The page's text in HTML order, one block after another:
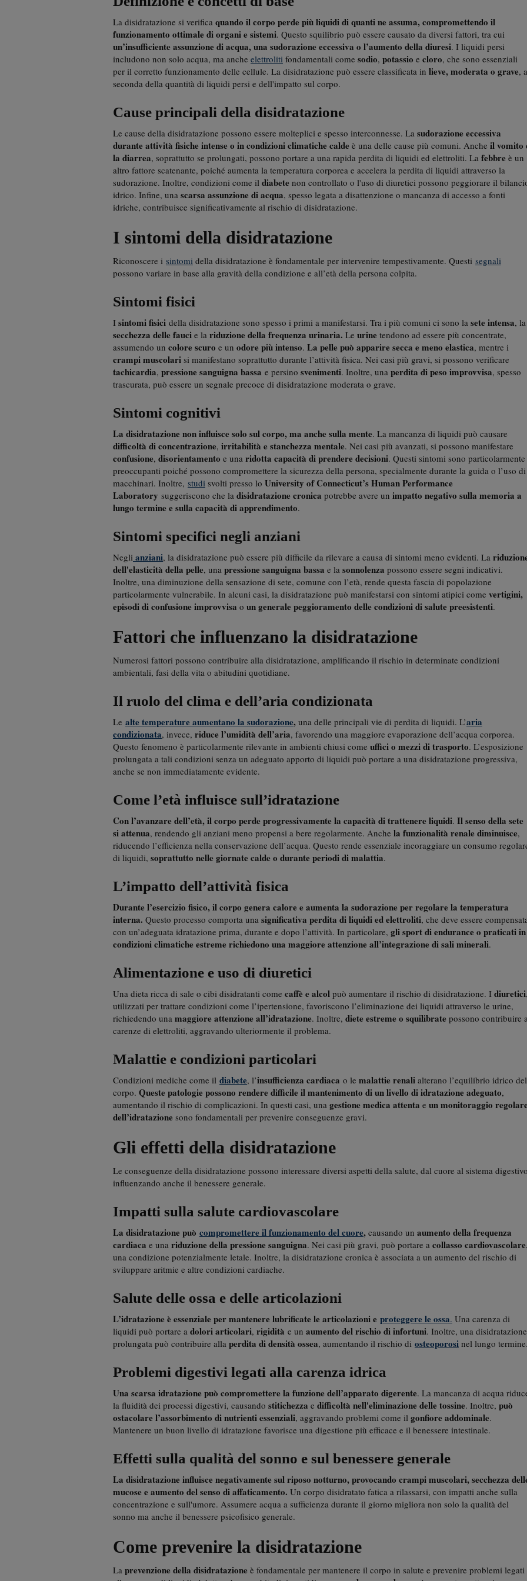
La disidratazione si verifica quando il corpo perde più liquidi di quanti ne assuma, compromettendo il
funzionamento ottimale di organi e sistemi. Questo squilibrio può essere causato da diversi fattori, tra cui
un’insufficiente assunzione di acqua, una sudorazione eccessiva o l’aumento della diuresi. I liquidi persi
includono non solo acqua, ma anche elettroliti fondamentali come sodio, potassio e cloro, che sono essenziali
per il corretto funzionamento delle cellule. La disidratazione può essere classificata in lieve, moderata o grave, a
seconda della quantità di liquidi persi e dell'impatto sul corpo.
Cause principali della disidratazione
Le cause della disidratazione possono essere molteplici e spesso interconnesse. La sudorazione eccessiva
durante attività fisiche intense o in condizioni climatiche calde è una delle cause più comuni. Anche il vomito
la diarrea, soprattutto se prolungati, possono portare a una rapida perdita di liquidi ed elettroliti. La febbre è un
altro fattore scatenante, poiché aumenta la temperatura corporea e accelera la perdita di liquidi attraverso la
sudorazione. Inoltre, condizioni come il diabete non controllato o l'uso di diuretici possono peggiorare il
idrico. Infine, una scarsa assunzione di acqua, spesso legata a disattenzione o mancanza di accesso a fonti
idriche, contribuisce significativamente al rischio di disidratazione.
I sintomi della disidratazione
Riconoscere i sintomi della disidratazione è fondamentale per intervenire tempestivamente. Questi segnali
possono variare in base alla gravità della condizione e all’età della persona colpita.
Sintomi fisici
I sintomi fisici della disidratazione sono spesso i primi a manifestarsi. Tra i più comuni ci sono la sete intensa, la
secchezza delle fauci e la riduzione della frequenza urinaria. Le urine tendono ad essere più concentrate,
assumendo un colore scuro e un odore più intenso. La pelle può apparire secca e meno elastica, mentre i
crampi muscolari si manifestano soprattutto durante l’attività fisica. Nei casi più gravi, si possono verificare
tachicardia, pressione sanguigna bassa e persino svenimenti. Inoltre, una perdita di peso improvvisa, spesso
trascurata, può essere un segnale precoce di disidratazione moderata o grave.
Sintomi cognitivi
La disidratazione non influisce solo sul corpo, ma anche sulla mente. La mancanza di liquidi può causare
difficoltà di concentrazione, irritabilità e stanchezza mentale. Nei casi più avanzati, si possono manifestare
confusione, disorientamento e una ridotta capacità di prendere decisioni. Questi sintomi sono particolarmente
preoccupanti poiché possono compromettere la sicurezza della persona, specialmente durante la guida o l’uso di
macchinari. Inoltre, studi svolti presso lo University of Connecticut’s Human Performance
Laboratory suggeriscono che la disidratazione cronica potrebbe avere un impatto negativo sulla memoria a
lungo termine e sulla capacità di apprendimento.
Sintomi specifici negli anziani
Negli anziani, la disidratazione può essere più difficile da rilevare a causa di sintomi meno evidenti. La
dell'elasticità della pelle, una pressione sanguigna bassa e la sonnolenza possono essere segni indicativi.
Inoltre, una diminuzione della sensazione di sete, comune con l’età, rende questa fascia di popolazione
particolarmente vulnerabile. In alcuni casi, la disidratazione può manifestarsi con sintomi atipici come vertigini,
episodi di confusione improvvisa o un generale peggioramento delle condizioni di salute preesistenti.
Fattori che influenzano la disidratazione
Numerosi fattori possono contribuire alla disidratazione, amplificando il rischio in determinate condizioni
ambientali, fasi della vita o abitudini quotidiane.
Il ruolo del clima e dell’aria condizionata
Le alte temperature aumentano la sudorazione, una delle principali vie di perdita di liquidi. L’aria
condizionata, invece, riduce l’umidità dell’aria, favorendo una maggiore evaporazione dell’acqua corporea.
Questo fenomeno è particolarmente rilevante in ambienti chiusi come uffici o mezzi di trasporto. L’esposizione
prolungata a tali condizioni senza un adeguato apporto di liquidi può portare a una disidratazione progressiva,
anche se non immediatamente evidente.
Come l’età influisce sull’idratazione
Con l’avanzare dell’età, il corpo perde progressivamente la capacità di trattenere liquidi. Il senso della sete
si attenua, rendendo gli anziani meno propensi a bere regolarmente. Anche la funzionalità renale diminuisce,
riducendo l’efficienza nella conservazione dell’acqua. Questo rende essenziale incoraggiare un consumo
di liquidi, soprattutto nelle giornate calde o durante periodi di malattia.
L’impatto dell’attività fisica
Durante l’esercizio fisico, il corpo genera calore e aumenta la sudorazione per regolare la temperatura
interna. Questo processo comporta una significativa perdita di liquidi ed elettroliti, che deve essere
con un’adeguata idratazione prima, durante e dopo l’attività. In particolare, gli sport di endurance o praticati in
condizioni climatiche estreme richiedono una maggiore attenzione all’integrazione di sali minerali.
Alimentazione e uso di diuretici
Una dieta ricca di sale o cibi disidratanti come caffè e alcol può aumentare il rischio di disidratazione. I diuretici
utilizzati per trattare condizioni come l’ipertensione, favoriscono l’eliminazione dei liquidi attraverso le urine,
richiedendo una maggiore attenzione all’idratazione. Inoltre, diete estreme o squilibrate possono contribuire
carenze di elettroliti, aggravando ulteriormente il problema.
Malattie e condizioni particolari
Condizioni mediche come il diabete, l’insufficienza cardiaca o le malattie renali alterano l’equilibrio idrico del
corpo. Queste patologie possono rendere difficile il mantenimento di un livello di idratazione adeguato,
aumentando il rischio di complicazioni. In questi casi, una gestione medica attenta e un monitoraggio
dell’idratazione sono fondamentali per prevenire conseguenze gravi.
Gli effetti della disidratazione
Le conseguenze della disidratazione possono interessare diversi aspetti della salute, dal cuore al sistema
influenzando anche il benessere generale.
Impatti sulla salute cardiovascolare
La disidratazione può compromettere il funzionamento del cuore, causando un aumento della frequenza
cardiaca e una riduzione della pressione sanguigna. Nei casi più gravi, può portare a collasso cardiovascolare
una condizione potenzialmente letale. Inoltre, la disidratazione cronica è associata a un aumento del rischio di
sviluppare aritmie e altre condizioni cardiache.
Salute delle ossa e delle articolazioni
L’idratazione è essenziale per mantenere lubrificate le articolazioni e proteggere le ossa. Una carenza di
liquidi può portare a dolori articolari, rigidità e un aumento del rischio di infortuni. Inoltre, una disidratazione
prolungata può contribuire alla perdita di densità ossea, aumentando il rischio di osteoporosi nel lungo
Problemi digestivi legati alla carenza idrica
Una scarsa idratazione può compromettere la funzione dell’apparato digerente. La mancanza di acqua
la fluidità dei processi digestivi, causando stitichezza e difficoltà nell'eliminazione delle tossine. Inoltre, può
ostacolare l’assorbimento di nutrienti essenziali, aggravando problemi come il gonfiore addominale.
Mantenere un buon livello di idratazione favorisce una digestione più efficace e il benessere intestinale.
Effetti sulla qualità del sonno e sul benessere generale
La disidratazione influisce negativamente sul riposo notturno, provocando crampi muscolari, secchezza
mucose e aumento del senso di affaticamento. Un corpo disidratato fatica a rilassarsi, con impatti anche sulla
concentrazione e sull'umore. Assumere acqua a sufficienza durante il giorno migliora non solo la qualità del
sonno ma anche il benessere psicofisico generale.
Come prevenire la disidratazione
La prevenzione della disidratazione è fondamentale per mantenere il corpo in salute e prevenire problemi legati